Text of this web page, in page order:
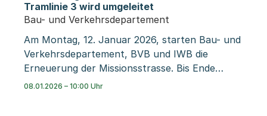
vom 12. auf den 13. Januar 2026 sperrt der
Kanton den Neuweilerplatz für den gesamten
Strassenverkehr. Ab dem 13. Januar können Auto-
und Velofahrende stadtauswärts Richtung
Allschwil fahren. Die Zufahrt aus Binningen sowie
aus der Holeestrasse bleibt gesperrt.
Tramlinie 3 wird umgeleitet
Bau- und Verkehrsdepartement
Am Montag, 12. Januar 2026, starten Bau- und
Verkehrsdepartement, BVB und IWB die
Erneuerung der Missionsstrasse. Bis Ende
September 2026 wird die Tramlinie 3 ab
08.01.2026 – 10:00 Uhr